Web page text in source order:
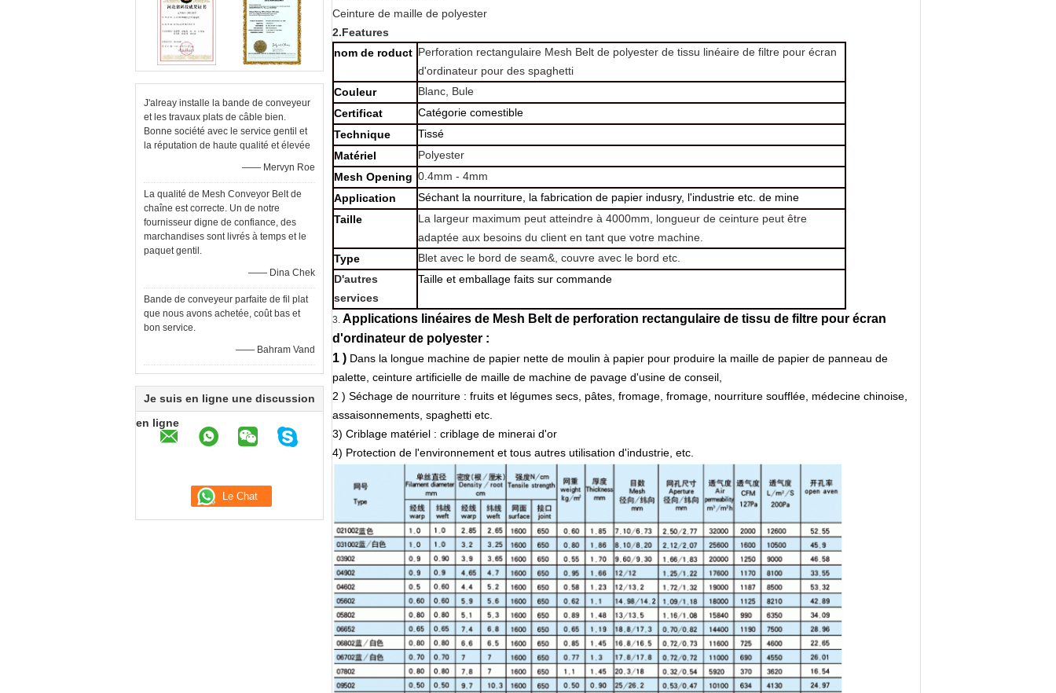
J'alreay installe la bande de conveyeur
et les travaux plats de câble bien.
Bonne société avec le service gentil et
la réputation de haute qualité et élevée
—— Mervyn Roe
La qualité de Mesh Conveyor Belt de
chaîne est correcte. Un de notre
fournisseur digne de confiance, des
marchandises sont livrés à temps et le
paquet gentil.
—— Dina Chek
Bande de conveyeur parfaite de fil plat
que nous avons achetée, coût bas et
bon service.
—— Bahram Vand
Je suis en ligne une discussion
en ligne
Ceinture de maille de polyester
2.Features
nom de roduct Perforation rectangulaire Mesh Belt de polyester de tissu linéaire de filtre pour écran
d'ordinateur pour des spaghetti
Couleur
Blanc, Bule
Certificat
Catégorie comestible
Technique
Tissé
Matériel
Polyester
Mesh Opening 0.4mm - 4mm
Application
Séchant la nourriture, la fabrication de papier indusry, l'industrie etc. de mine
Taille
La largeur maximum peut atteindre à 4000mm, longueur de ceinture peut être
adaptée aux besoins du client en tant que votre machine.
Type
Blet avec le bord de seam&, couvre avec le bord etc.
D'autres
services
Taille et emballage faits sur commande
3. Applications linéaires de Mesh Belt de perforation rectangulaire de tissu de filtre pour écran
d'ordinateur de polyester :
1 ) Dans la longue machine de papier nette de moulin à papier pour produire la maille de papier de panneau de
palette, ceinture artificielle de maille de machine de pavage d'usine de conseil,
2 ) Séchage de nourriture : fruits et légumes secs, pâtes, fromage, fromage, nourriture soufflée, médecine chinoise,
assaisonnements, spaghetti etc.
3) Criblage matériel : criblage de minerai d'or
4) Protection de l'environnement et tous autres utilisation d'industrie, etc.